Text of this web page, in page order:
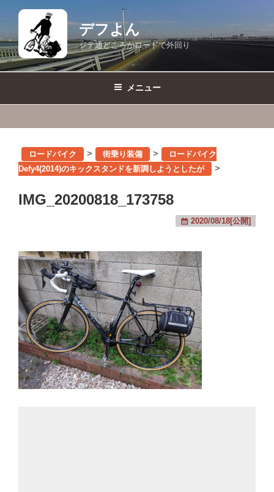
テ
ン
ツ
デフよん
ジテ通どころかロードで外回り
メニュー
ロードバイク > 街乗り装備 >
ロードバイク
Defy4(2014)のキックスタンドを新調しようとしたが
>
IMG_20200818_173758
2020/08/18[公開]